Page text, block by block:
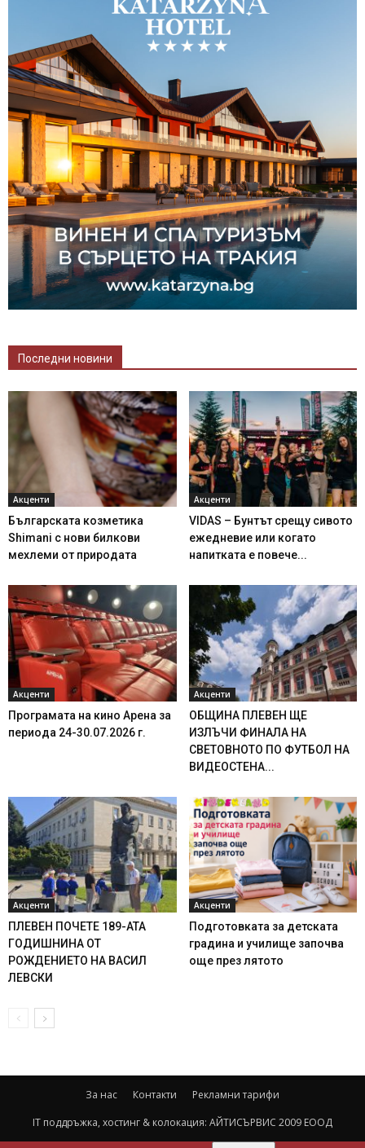
Последни новини
Акценти
Българската козметика
Shimani с нови билкови
мехлеми от природата
Акценти
VIDAS – Бунтът срещу сивото
ежедневие или когато
напитката е повече...
Акценти
Програмата на кино Арена за
периода 24-30.07.2026 г.
Акценти
ОБЩИНА ПЛЕВЕН ЩЕ
ИЗЛЪЧИ ФИНАЛА НА
СВЕТОВНОТО ПО ФУТБОЛ НА
ВИДЕОСТЕНА...
Акценти
ПЛЕВЕН ПОЧЕТЕ 189-АТА
ГОДИШНИНА ОТ
РОЖДЕНИЕТО НА ВАСИЛ
ЛЕВСКИ
Акценти
Подготовката за детската
градина и училище започва
още през лятото
За нас Контакти
Рекламни тарифи
IT поддръжка, хостинг & колокация: АЙТИСЪРВИС 2009 ЕООД